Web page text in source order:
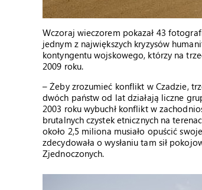
Wczoraj wieczorem pokazał 43
jednym z największych kryzysów
kontyngentu wojskowego, którzy na
2009 roku.
– Żeby zrozumieć konflikt w Czadzie,
dwóch państw od lat działają liczne
2003 roku wybuchł konflikt w
brutalnych czystek etnicznych na
około 2,5 miliona musiało opuścić
zdecydowała o wysłaniu tam sił
Zjednoczonych.